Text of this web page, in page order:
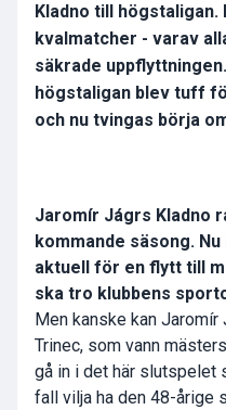
Kladno till
kvalmatcher - varav
säkrade
högstaligan blev tuff
och nu tvingas börja
Jaromír Jágrs Kladno
kommande säsong.
aktuell för en flytt till
ska tro klubbens
Men kanske kan
Trinec, som vann
gå in i det här slutspelet
fall vilja ha den 48-årige